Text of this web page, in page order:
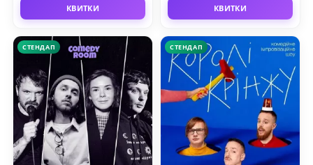
КВИТКИ КВИТКИ
СТЕНДАП СТЕНДАП